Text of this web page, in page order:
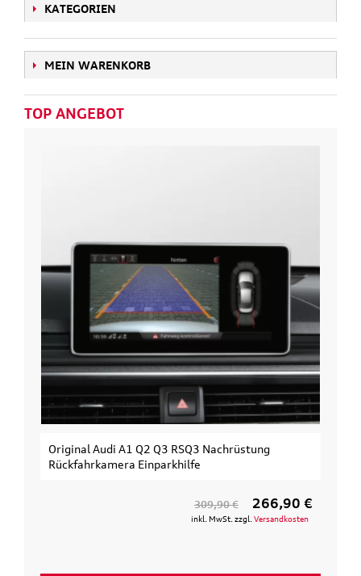
KATEGORIEN
MEIN WARENKORB
TOP ANGEBOT
Original Audi A1 Q2 Q3 RSQ3 Nachrüstung
Rückfahrkamera Einparkhilfe
309,90 € 266,90 €
inkl. MwSt. zzgl. Versandkosten